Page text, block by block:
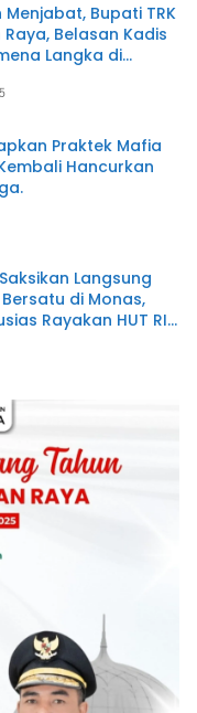
Menjabat, Bupati TRK
Belasan Kadis
Langka di
Praktek Mafia
Hancurkan
Langsung
di Monas,
Rayakan HUT RI